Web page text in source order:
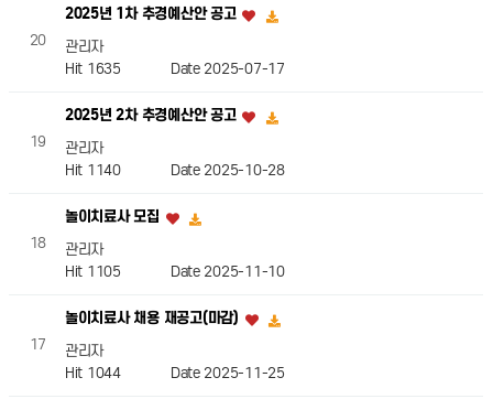
20
2025년 1차 추경예산안 공고
관리자
Hit 1635 Date 2025-07-17
19
2025년 2차 추경예산안 공고
관리자
Hit 1140 Date 2025-10-28
18
놀이치료사 모집
관리자
Hit 1105 Date 2025-11-10
17
놀이치료사 채용 재공고(마감)
관리자
Hit 1044 Date 2025-11-25